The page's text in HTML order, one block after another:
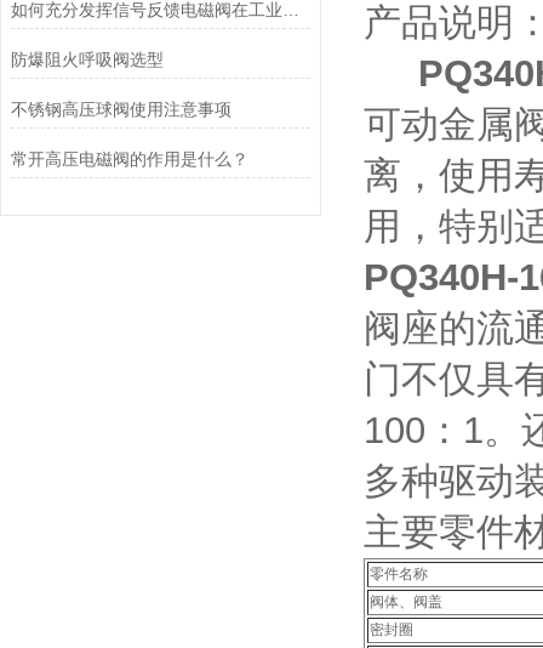
防爆阻火呼吸阀选型
不锈钢高压球阀使用注意事项
常开高压电磁阀的作用是什么？
产品说明
可动金属
离，使用
用，特别
PQ340H-
阀座的流
门不仅具
100：1。
多种驱动
主要零件
零件名称
阀体、阀盖
密封圈